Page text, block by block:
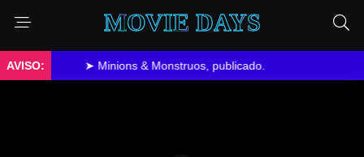
MOVIE DAYS
➤ Minions & Monstruos, publicado.